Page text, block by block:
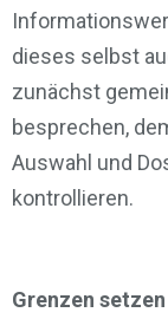
dieses selbst
zunächst
besprechen,
Auswahl und
kontrollieren.
Grenzen setzen